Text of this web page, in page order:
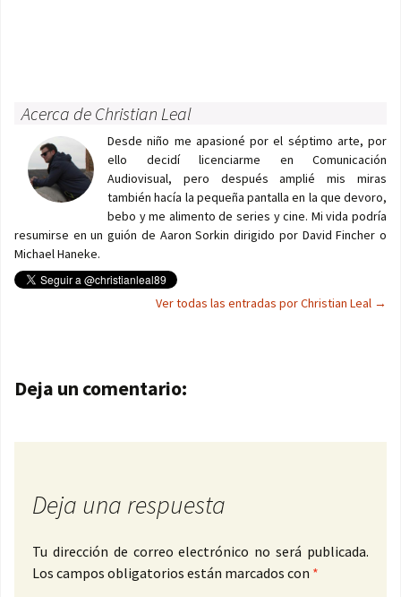
Acerca de Christian Leal
Desde niño me apasioné por el séptimo arte, por
ello decidí licenciarme en Comunicación
Audiovisual, pero después amplié mis miras
también hacía la pequeña pantalla en la que devoro,
bebo y me alimento de series y cine. Mi vida podría
resumirse en un guión de Aaron Sorkin dirigido por David Fincher o
Michael Haneke.
Ver todas las entradas por Christian Leal →
Navegación de entradas
Deja un comentario:
Deja una respuesta
Tu dirección de correo electrónico no será publicada.
Los campos obligatorios están marcados con *